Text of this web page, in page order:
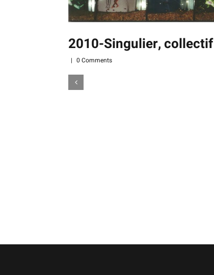
2010-Singulier, collectif
| 0 Comments